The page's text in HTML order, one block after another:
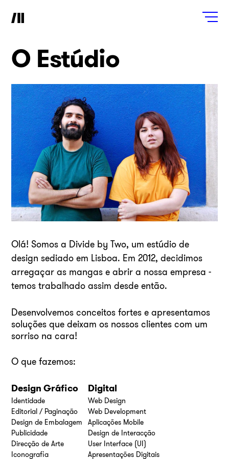
O Estúdio
Olá! Somos a Divide by Two, um estúdio de
design sediado em Lisboa. Em 2012, decidimos
arregaçar as mangas e abrir a nossa empresa -
temos trabalhado assim desde então.
Desenvolvemos conceitos fortes e apresentamos
soluções que deixam os nossos clientes com um
sorriso na cara!
O que fazemos:
Design Gráfico
Identidade
Editorial / Paginação
Design de Embalagem
Publicidade
Direcção de Arte
Iconografia
Digital
Web Design
Web Development
Aplicações Mobile
Design de Interacção
User Interface (UI)
Apresentações Digitais